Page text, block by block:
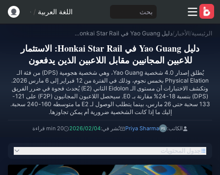
بحث اللغة العربية /
الرئيسية/الأخبار / دليل Yao Guang في Honkai Star Rail: الاستثمار للاعبين المجانيين مقابل اللاعبين الذين يدفعون
دليل Yao Guang في Honkai Star Rail: الاستثمار
للاعبين المجانيين مقابل اللاعبين الذين يدفعون
يُطلق إصدار 4.0 شخصية Yao Guang، وهي شخصية هجومية (DPS) من فئة الـ
Physical Elation بخمس نجوم، وذلك في الفترة من 12 فبراير إلى 6 مارس 2026.
وتكشف الاختبارات أن مستوى الـ Eidolon الثاني (E2) يُحدث فجوة في ضرر الفريق
(DPS) بنسبة 18-24% مقارنة بـ E0. سيحصل اللاعبون المجانيون (F2P) على 121-
133 سحبة حتى 26 مارس، بينما يتطلب الوصول لـ E2 ما متوسطه 160-240 سحبة.
إليك ما إذا كانت الشخصية ضرورية أم يمكن تجاوزها.
الكاتب: Priya Sharma نُشر في:2026/02/04 20 min قراءة
جدول المحتويات